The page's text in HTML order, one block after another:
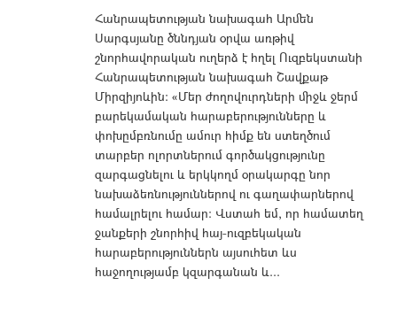
Հանրապետության նախագահ Արմեն
Սարգսյանը ծննդյան օրվա առթիվ
շնորհավորական ուղերձ է հղել Ուզբեկստանի
Հանրապետության նախագահ Շավքաթ
Միրզիյոևին: «Մեր ժողովուրդների միջև ջերմ
բարեկամական հարաբերությունները և
փոխըմբռնումը ամուր հիմք են ստեղծում
տարբեր ոլորտներում գործակցությունը
զարգացնելու և երկկողմ օրակարգը նոր
նախաձեռնություններով ու գաղափարներով
համալրելու համար: Վստահ եմ, որ համատեղ
ջանքերի շնորհիվ հայ-ուզբեկական
հարաբերություններն այսուհետ ևս
հաջողությամբ կզարգանան և...